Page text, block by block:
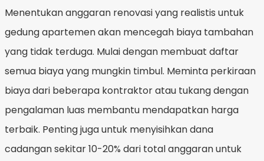
Menentukan anggaran renovasi yang realistis untuk
gedung apartemen akan mencegah biaya tambahan
yang tidak terduga. Mulai dengan membuat daftar
semua biaya yang mungkin timbul. Meminta perkiraan
biaya dari beberapa kontraktor atau tukang dengan
pengalaman luas membantu mendapatkan harga
terbaik. Penting juga untuk menyisihkan dana
cadangan sekitar 10-20% dari total anggaran untuk